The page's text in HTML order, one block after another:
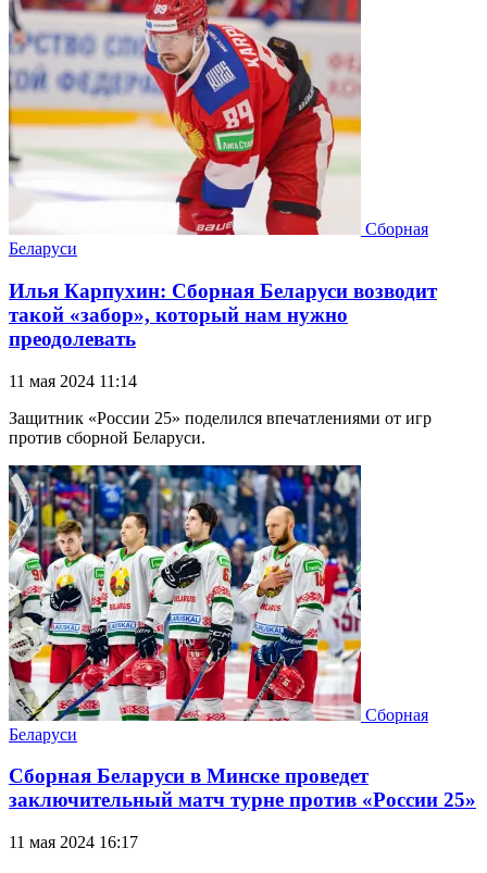
Сборная
Беларуси
Илья Карпухин: Сборная Беларуси возводит
такой «забор», который нам нужно
преодолевать
11 мая 2024 11:14
Защитник «России 25» поделился впечатлениями от игр
против сборной Беларуси.
Сборная
Беларуси
Сборная Беларуси в Минске проведет
заключительный матч турне против «России 25»
11 мая 2024 16:17